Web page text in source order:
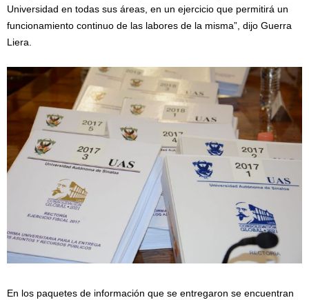
Universidad en todas sus áreas, en un ejercicio que permitirá un
funcionamiento continuo de las labores de la misma”, dijo Guerra
Liera.
En los paquetes de información que se entregaron se encuentran